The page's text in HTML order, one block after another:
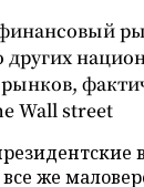
других
Wall street
же